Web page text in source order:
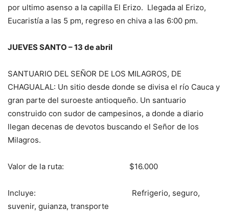
por ultimo asenso a la capilla El Erizo. Llegada al Erizo,
Eucaristía a las 5 pm, regreso en chiva a las 6:00 pm.
JUEVES SANTO – 13 de abril
SANTUARIO DEL SEÑOR DE LOS MILAGROS, DE
CHAGUALAL: Un sitio desde donde se divisa el río Cauca y
gran parte del suroeste antioqueño. Un santuario
construido con sudor de campesinos, a donde a diario
llegan decenas de devotos buscando el Señor de los
Milagros.
Valor de la ruta: $16.000
Incluye: Refrigerio, seguro,
suvenir, guianza, transporte